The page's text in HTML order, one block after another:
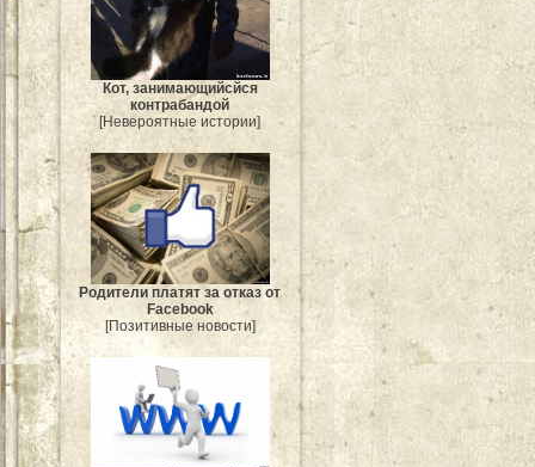
Кот, занимающийсйся
контрабандой
[Невероятные истории]
Родители платят за отказ от
Facebook
[Позитивные новости]